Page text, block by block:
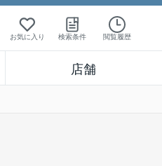
お気に入り 検索条件 閲覧履歴
店舗